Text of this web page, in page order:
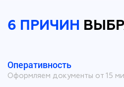
6 ПРИЧИН
Оперативность
Оформляем документы от 15